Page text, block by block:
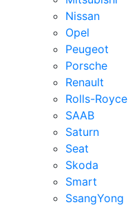
Nissan
Opel
Peugeot
Porsche
Renault
Rolls-Royce
SAAB
Saturn
Seat
Skoda
Smart
SsangYong